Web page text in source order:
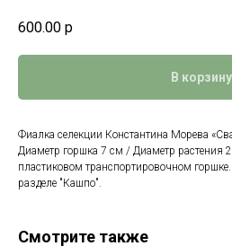
600.00 р
В корзину
Фиалка селекции Константина Морева
Диаметр горшка 7 см / Диаметр растения
пластиковом транспортировочном
разделе "Кашпо".
Смотрите также